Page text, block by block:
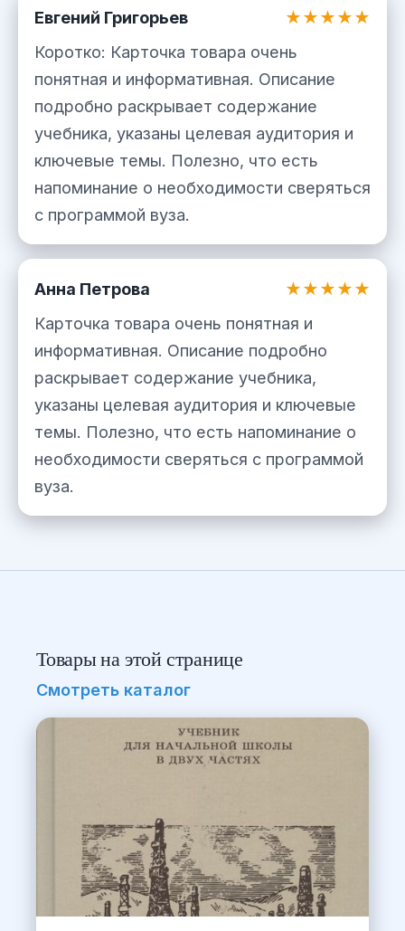
Евгений Григорьев
★★★★★
Коротко: Карточка товара очень
понятная и информативная. Описание
подробно раскрывает содержание
учебника, указаны целевая аудитория и
ключевые темы. Полезно, что есть
напоминание о необходимости сверяться
с программой вуза.
Анна Петрова
★★★★★
Карточка товара очень понятная и
информативная. Описание подробно
раскрывает содержание учебника,
указаны целевая аудитория и ключевые
темы. Полезно, что есть напоминание о
необходимости сверяться с программой
вуза.
Товары на этой странице
Смотреть каталог